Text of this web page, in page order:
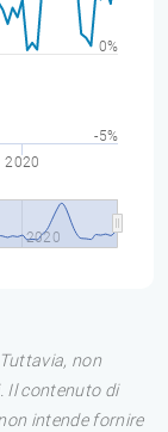
2020
2020
-5%
0%
non
Il contenuto di
intende fornire